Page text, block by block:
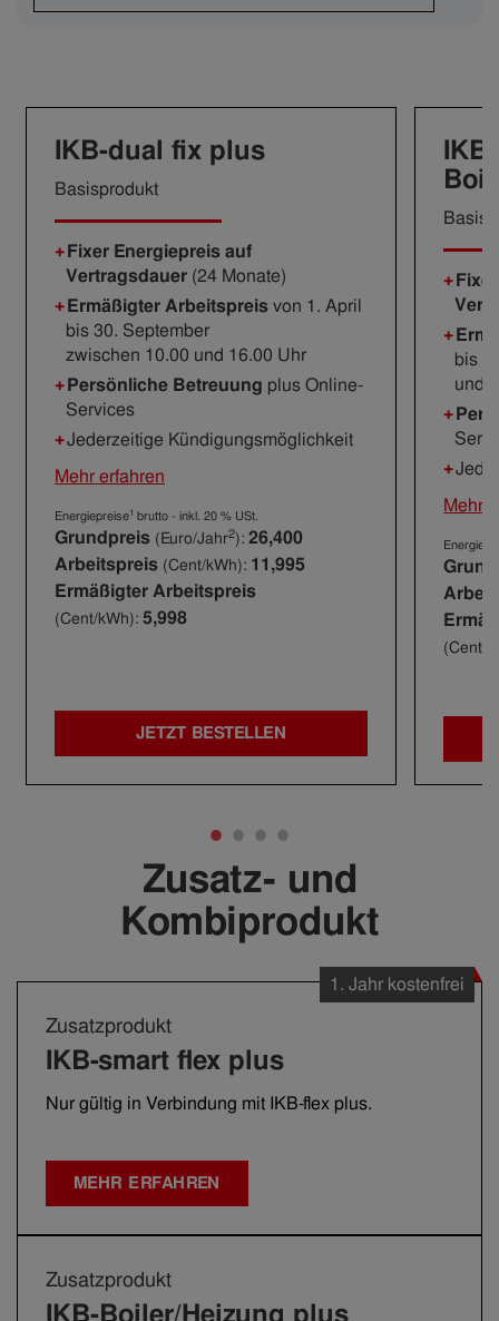
IKB-dual fix plus
Basisprodukt
Fixer Energiepreis auf
Vertragsdauer (24 Monate)
Ermäßigter Arbeitspreisvon 1. April
bis 30. September
zwischen 10.00 und 16.00 Uhr
Persönliche Betreuung plus Online-
Services
Jederzeitige Kündigungsmöglichkeit
Mehr erfahren
Energiepreise1 brutto - inkl. 20 % USt.
Grundpreis (Euro/Jahr2): 26,400
Arbeitspreis (Cent/kWh): 11,995
Ermäßigter Arbeitspreis
(Cent/kWh): 5,998
JETZT BESTELLEN
bis
und
Mehr
(Cent/
Zusatz- und
Kombiprodukt
1. Jahr kostenfrei
Zusatzprodukt
IKB-smart flex plus
Nur gültig in Verbindung mit IKB-flex plus.
MEHR ERFAHREN
Zusatzprodukt
IKB-Boiler/Heizung plus